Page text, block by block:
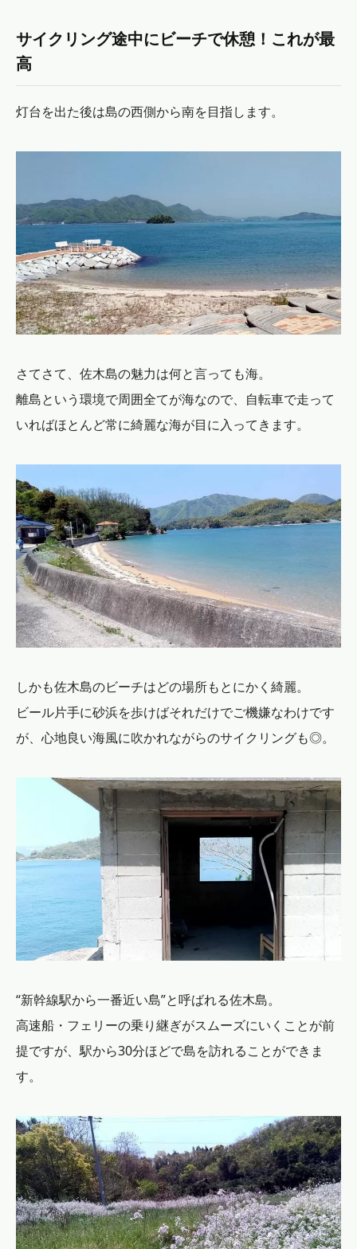
サイクリング途中にビーチで休憩！これが最
高
灯台を出た後は島の西側から南を目指します。
さてさて、佐木島の魅力は何と言っても海。
離島という環境で周囲全てが海なので、自転車で走って
いればほとんど常に綺麗な海が目に入ってきます。
しかも佐木島のビーチはどの場所もとにかく綺麗。
ビール片手に砂浜を歩けばそれだけでご機嫌なわけです
が、心地良い海風に吹かれながらのサイクリングも◎。
“新幹線駅から一番近い島”と呼ばれる佐木島。
高速船・フェリーの乗り継ぎがスムーズにいくことが前
提ですが、駅から30分ほどで島を訪れることができま
す。